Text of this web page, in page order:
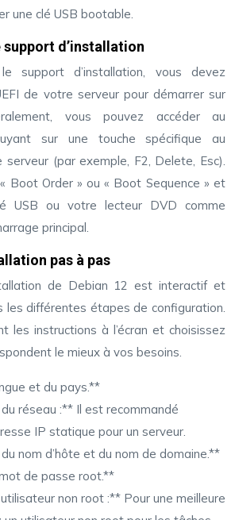
une clé USB bootable.
support d’installation
support d’installation, vous devez
de votre serveur pour démarrer sur
vous pouvez accéder au
sur une touche spécifique au
(par exemple, F2, Delete, Esc).
« Boot Order » ou « Boot Sequence » et
USB ou votre lecteur DVD comme
principal.
pas à pas
de Debian 12 est interactif et
les différentes étapes de configuration.
les instructions à l’écran et choisissez
le mieux à vos besoins.
et du pays.**
réseau :** Il est recommandé
IP statique pour un serveur.
nom d’hôte et du nom de domaine.**
de passe root.**
non root :** Pour une meilleure